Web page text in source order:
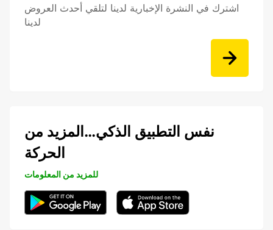
اشترك في النشرة الإخبارية لدينا لتلقي أحدث العروض
لدينا
نفس التطبيق الذكي…المزيد من
الحركة
للمزيد من المعلومات